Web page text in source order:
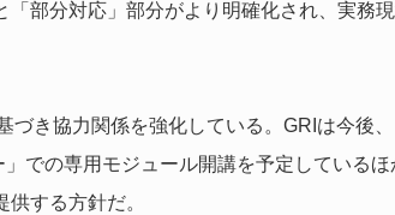
部分対応」部分がより明確化され、実務
づき協力関係を強化している。GRIは今後
での専用モジュール開講を予定している
する方針だ。